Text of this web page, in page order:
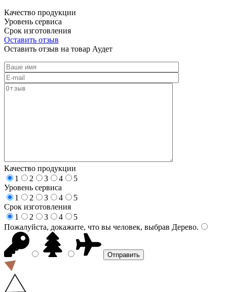
Качество продукции
Уровень сервиса
Срок изготовления
Оставить отзыв
Оставить отзыв на товар Аудет
Качество продукции
1
2 3 4
5
Уровень сервиса
1
2 3 4
5
Срок изготовления
1
2 3 4
5
Пожалуйста, докажите, что вы человек, выбрав Дерево.